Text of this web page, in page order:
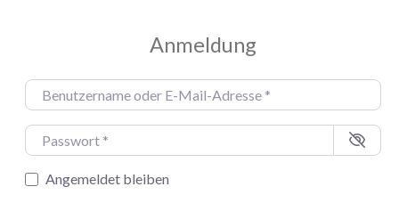
Anmeldung
Benutzername oder E-Mail-Adresse
Passwort
Angemeldet bleiben